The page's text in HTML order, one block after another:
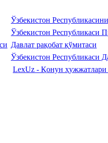
Ўзбекистон
Ўзбекистон Республикаси
Давлат рақобат қўмитаси
Ўзбекистон Республикаси
LexUz - Қонун ҳужжатлари